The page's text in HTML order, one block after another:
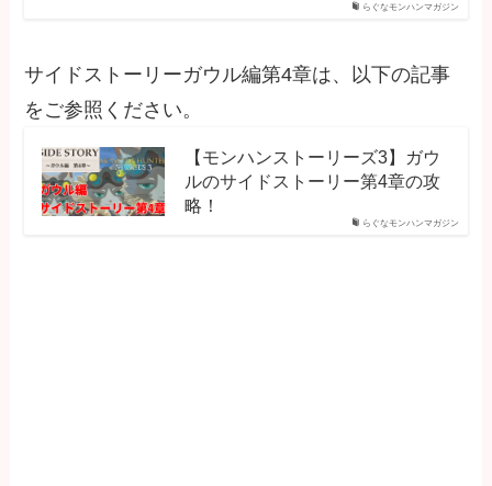
らぐなモンハンマガジン
サイドストーリーガウル編第4章は、以下の記事
をご参照ください。
らぐなモンハンマガジン
【モンハンストーリーズ3】ガウ
ルのサイドストーリー第4章の攻
略！